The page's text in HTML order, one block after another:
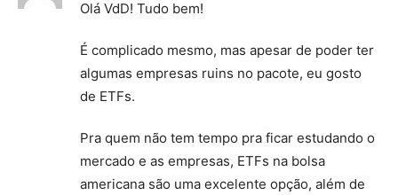
Olá VdD! Tudo bem!
É complicado mesmo, mas apesar de poder ter
algumas empresas ruins no pacote, eu gosto
de ETFs.
Pra quem não tem tempo pra ficar estudando o
mercado e as empresas, ETFs na bolsa
americana são uma excelente opção, além de